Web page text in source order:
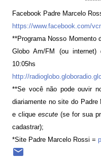
Facebook Padre Marcelo
https://www.facebook.com/
**Programa Nosso Momento
Globo Am/FM (ou
10:05hs
http://
**Se você não pode ouvir
diariamente no site do
e clique escute (se for sua
cadastrar);
*Site Padre Marcelo Rossi =